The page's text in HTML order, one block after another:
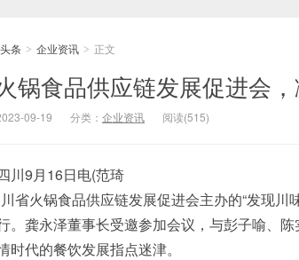
条 > 企业资讯 > 正文
锅食品供应链发展促进会
09-19 分类： 企业资讯 阅读(515)
川9月16日电(范琦
省火锅食品供应链发展促进会主办的“发现
。龚永泽董事长受邀参加会议，与彭子喻、
时代的餐饮发展指点迷津。